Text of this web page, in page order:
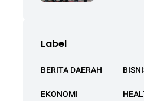
Label
BERITA DAERAH
EKONOMI